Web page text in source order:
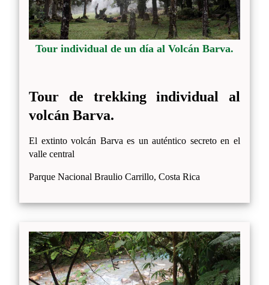
Tour individual de un día al Volcán Barva.
Tour de trekking individual al
volcán Barva.
El extinto volcán Barva es un auténtico secreto en el
valle central
Parque Nacional Braulio Carrillo, Costa Rica